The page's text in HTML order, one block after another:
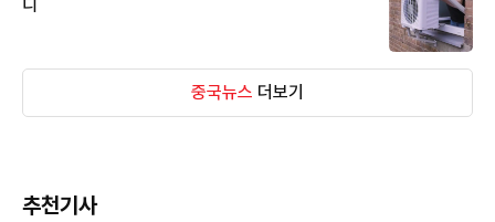
디
중국뉴스 더보기
추천기사